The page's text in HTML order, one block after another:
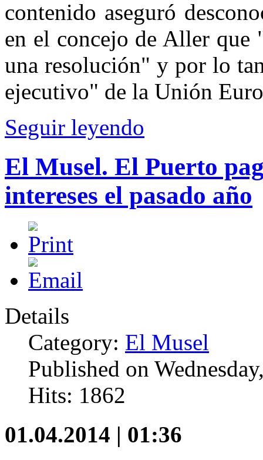
contenido aseguró
en el concejo de Aller que
una resolución" y por lo
ejecutivo" de la Unión
Seguir leyendo
El Musel. El Puerto
intereses el pasado año
Details
Category: El Musel
Published on
Hits: 1862
01.04.2014 | 01:36